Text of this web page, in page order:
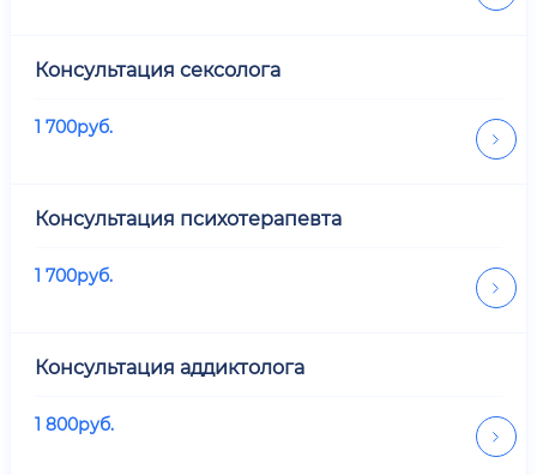
Консультация сексолога
1 700руб.
Консультация психотерапевта
1 700руб.
Консультация аддиктолога
1 800руб.